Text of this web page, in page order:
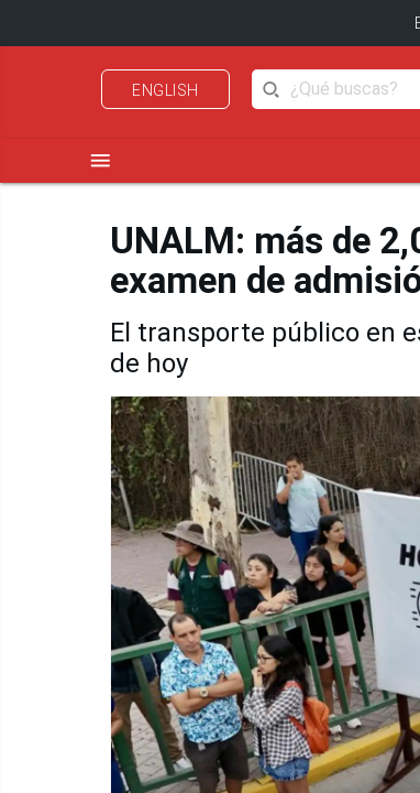
ENGLISH
menu
UNALM: más de
examen de
El transporte público en
de hoy